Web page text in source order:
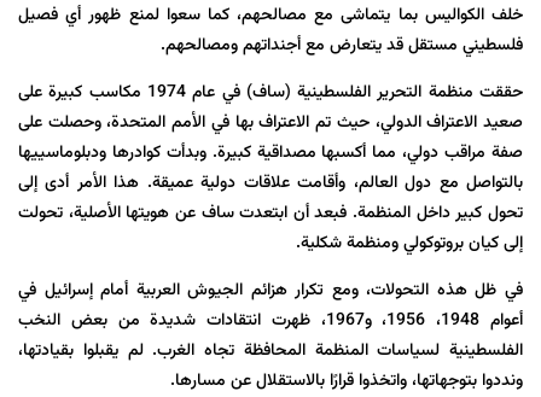
خلف الكواليس بما يتماشى مع مصالحهم، كما سعوا لمنع ظهور أي فصيل
فلسطيني مستقل قد يتعارض مع أجنداتهم ومصالحهم.
حققت منظمة التحرير الفلسطينية (ساف) في عام 1974 مكاسب كبيرة على
صعيد الاعتراف الدولي، حيث تم الاعتراف بها في الأمم المتحدة، وحصلت على
صفة مراقب دولي، مما أكسبها مصداقية كبيرة. وبدأت كوادرها ودبلوماسييها
بالتواصل مع دول العالم، وأقامت علاقات دولية عميقة. هذا الأمر أدى إلى
تحول كبير داخل المنظمة. فبعد أن ابتعدت ساف عن هويتها الأصلية، تحولت
إلى كيان بروتوكولي ومنظمة شكلية.
في ظل هذه التحولات، ومع تكرار هزائم الجيوش العربية أمام إسرائيل في
أعوام 1948، 1956، و1967، ظهرت انتقادات شديدة من بعض النخب
الفلسطينية لسياسات المنظمة المحافظة تجاه الغرب. لم يقبلوا بقيادتها،
ونددوا بتوجهاتها، واتخذوا قرارًا بالاستقلال عن مسارها.